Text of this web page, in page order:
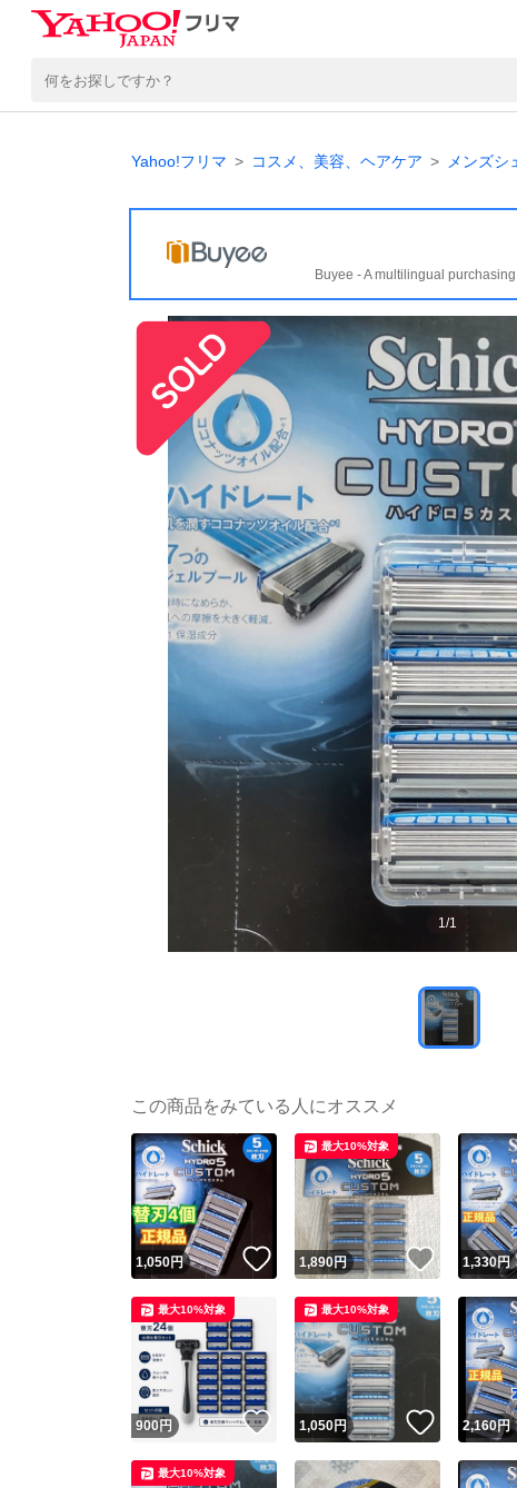
Yahoo!フリマ コスメ、美容、ヘアケア メンズシ
Buyee - A multilingual
1/1
この商品をみている人にオススメ
1,050円 いいね！
1,890円 いいね！
最大10%対象
1,330円
900円 いいね！
最大10%対象
1,050円 いいね！
最大10%対象
2,160円
最大10%対象